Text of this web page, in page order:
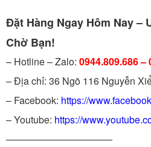
Đặt Hàng Ngay Hôm Nay –
Chờ Bạn!
– Hotline – Zalo: 0944.809.686 –
– Địa chỉ: 36 Ngõ 116 Nguyễn
– Facebook: https://
– Youtube: https://
———————————